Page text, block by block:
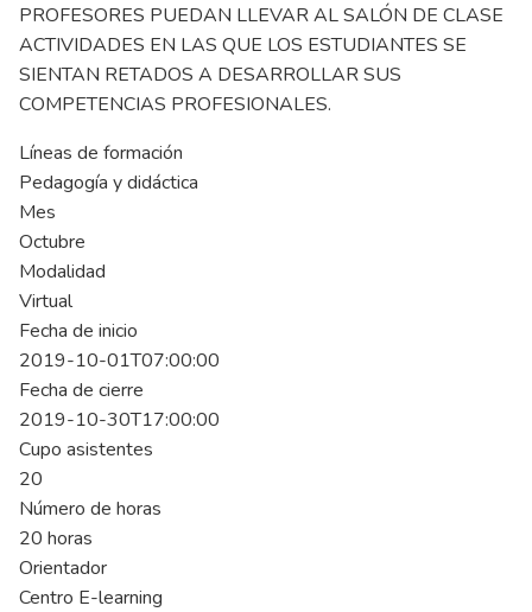
PROFESORES PUEDAN LLEVAR AL SALÓN DE CLASE
ACTIVIDADES EN LAS QUE LOS ESTUDIANTES SE
SIENTAN RETADOS A DESARROLLAR SUS
COMPETENCIAS PROFESIONALES.
Líneas de formación
Pedagogía y didáctica
Mes
Octubre
Modalidad
Virtual
Fecha de inicio
2019-10-01T07:00:00
Fecha de cierre
2019-10-30T17:00:00
Cupo asistentes
20
Número de horas
20 horas
Orientador
Centro E-learning